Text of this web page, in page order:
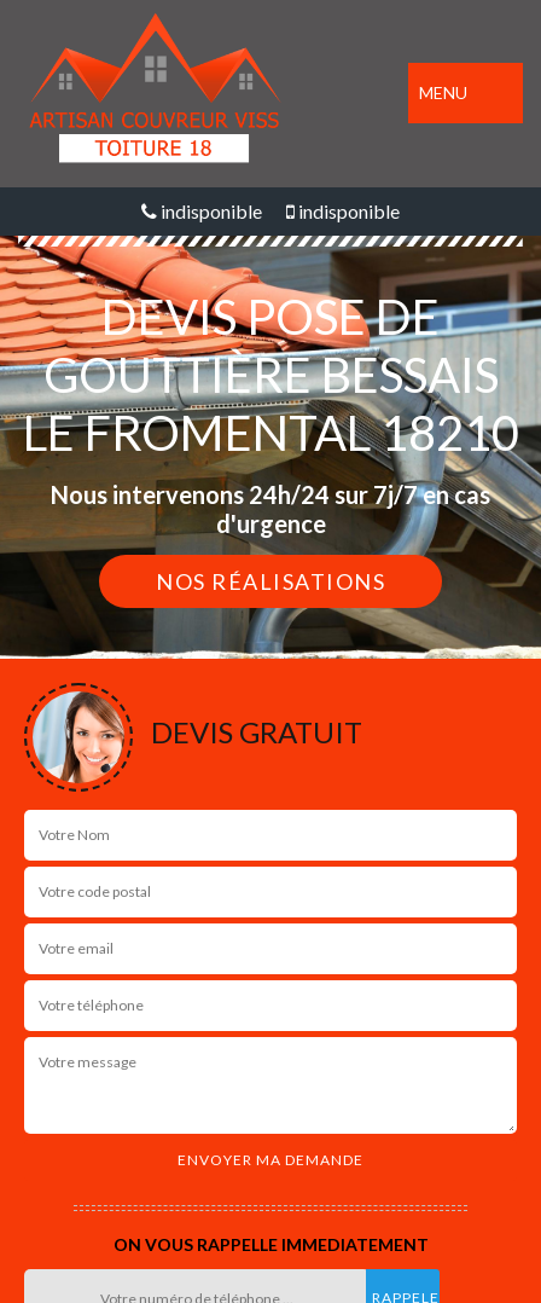
MENU
indisponible indisponible
DEVIS POSE DE
GOUTTIÈRE BESSAIS
LE FROMENTAL 18210
Nous intervenons 24h/24 sur 7j/7 en cas
d'urgence
NOS RÉALISATIONS
DEVIS GRATUIT
ON VOUS RAPPELLE IMMEDIATEMENT